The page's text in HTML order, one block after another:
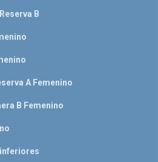
B
A Femenino
B Femenino